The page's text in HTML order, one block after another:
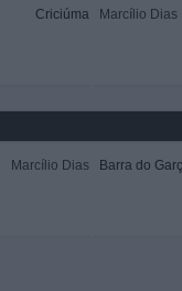
Criciúma Marcílio Dias
Marcílio Dias Barra do